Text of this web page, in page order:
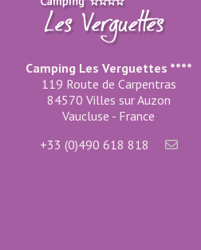
Camping Les Verguettes ****
119 Route de Carpentras
84570 Villes sur Auzon
Vaucluse - France
+33 (0)490 618 818